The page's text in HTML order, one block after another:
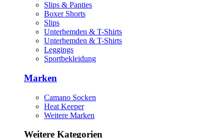
Slips & Panties
Boxer Shorts
Slips
Unterhemden & T-Shirts
Unterhemden & T-Shirts
Leggings
Sportbekleidung
Marken
Camano Socken
Heat Keeper
Weitere Marken
Weitere Kategorien